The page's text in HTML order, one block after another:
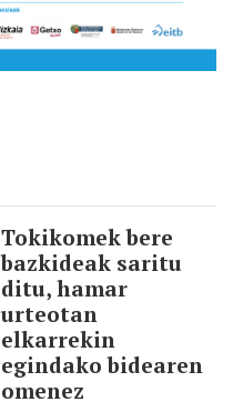
Tokikomek bere
bazkideak saritu
ditu, hamar
urteotan
elkarrekin
egindako bidearen
omenez